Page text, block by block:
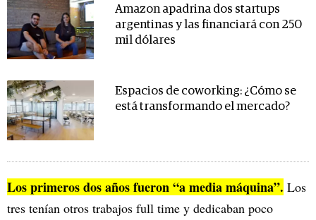
Amazon apadrina dos startups
argentinas y las financiará con 250
mil dólares
Espacios de coworking: ¿Cómo se
está transformando el mercado?
Los primeros dos años fueron “a media máquina”. Los
tres tenían otros trabajos full time y dedicaban poco